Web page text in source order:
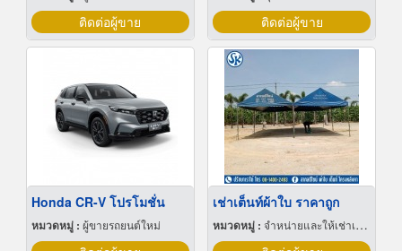
ติดต่อผู้ขาย ติดต่อผู้ขาย
Honda CR-V โปรโมชั่น
หมวดหมู่ : ผู้ขายรถยนต์ใหม่
เช่าเต็นท์ผ้าใบ ราคาถูก
หมวดหมู่ : จำหน่ายและให้เช่าเต็นท์